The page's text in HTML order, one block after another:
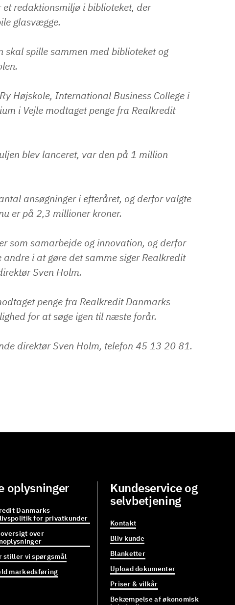
redaktionsmiljø i biblioteket, der
glasvægge.
skal spille sammen med biblioteket og
Højskole, International Business College i
i Vejle modtaget penge fra Realkredit
blev lanceret, var den på 1 million
ansøgninger i efteråret, og derfor valgte
er på 2,3 millioner kroner.
som samarbejde og innovation, og derfor
i at gøre det samme siger Realkredit
Sven Holm.
penge fra Realkredit Danmarks
for at søge igen til næste forår.
direktør Sven Holm, telefon 45 13 20 81.
oplysninger
Danmarks
for privatkunder
over
stiller vi spørgsmål
markedsføring
Kundeservice og
selvbetjening
Kontakt
Bliv kunde
Blanketter
Upload dokumenter
Priser & vilkår
Bekæmpelse af økonomisk